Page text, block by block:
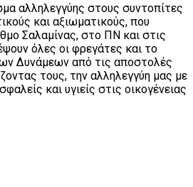
αλληλεγγύης στους συντοπίτες
και αξιωματικούς, που
Σαλαμίνας, στο ΠΝ και στις
όλες οι φρεγάτες και το
Δυνάμεων από τις αποστολές
τους, την αλληλεγγύη μας με
και υγιείς στις οικογένειας